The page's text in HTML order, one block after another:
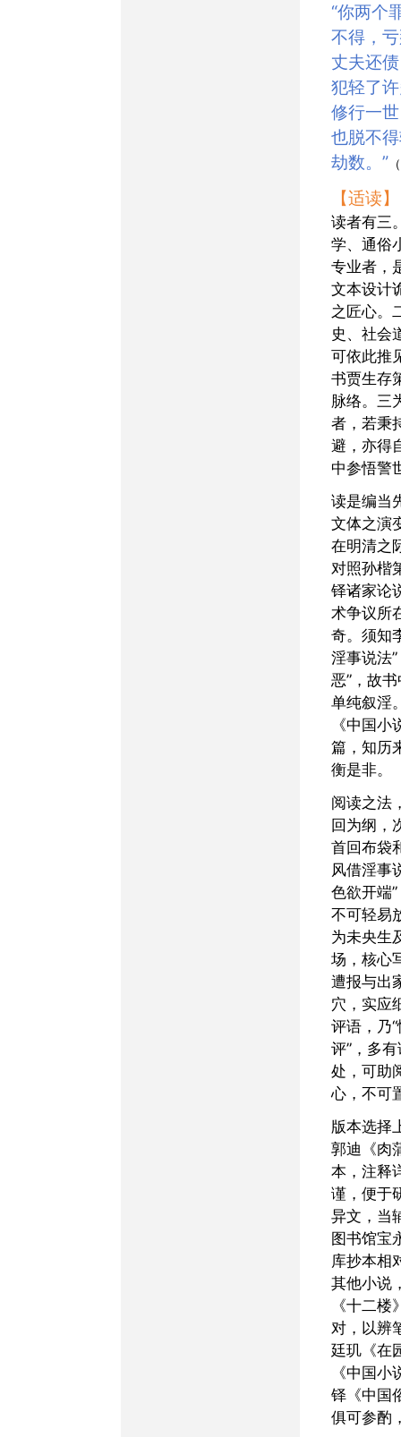
“你两个罪犯原是忏悔
不得，
丈夫还
犯轻了
修行一
也脱不
劫数。”
【适读】
读者有三
学、通俗
专业者，
文本设计
之匠心。
史、社会
可依此推
书贾生存
脉络。三
者，若秉
避，亦得
中参悟警
读是编当先备前提，须知
文体之演
在明清之
对照孙楷
铎诸家论
术争议所
奇。须知
淫事说法
恶”，故
单纯叙淫
《中国
篇，知历
衡是非。
阅读之法，当取四卷二十
回为纲，
首回布袋
风借淫事
色欲开端
不可轻易
为未央生
场，核心
遭报与出
穴，实应
评语，乃
评”，多
处，可助
心，不可
版本选择上，宜取黄强、
郭迪《肉
本，注释
谨，便于
异文，当
图书馆宝
库抄本相
其他小说
《十二
对，以辨
廷玑《在
《中国
铎《中国
俱可参酌